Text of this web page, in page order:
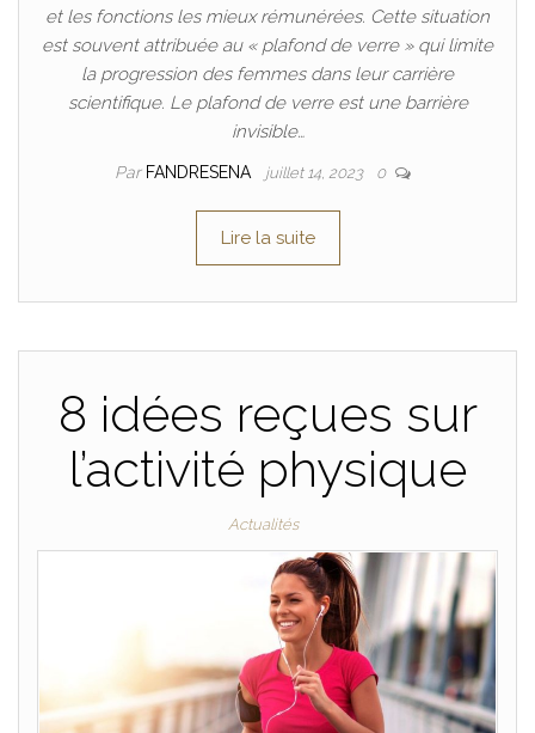
et les fonctions les mieux rémunérées. Cette situation
est souvent attribuée au « plafond de verre » qui limite
la progression des femmes dans leur carrière
scientifique. Le plafond de verre est une barrière
invisible…
Par FANDRESENA juillet 14, 2023 0
Lire la suite
8 idées reçues sur
l’activité physique
Actualités